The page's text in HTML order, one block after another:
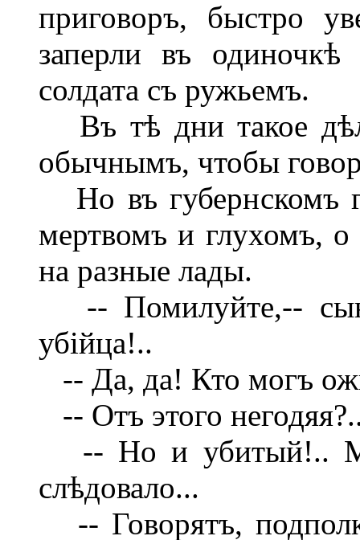
приговоръ, быстро
заперли въ
солдата съ ружьемъ.
Въ тѣ дни такое
обычнымъ, чтобы
Но въ губернскомъ
мертвомъ и глухомъ,
на разные лады.
-- Помилуйте,--
убійца!..
-- Да, да! Кто могъ
-- Отъ этого
-- Но и убитый!..
слѣдовало...
-- Говорятъ,